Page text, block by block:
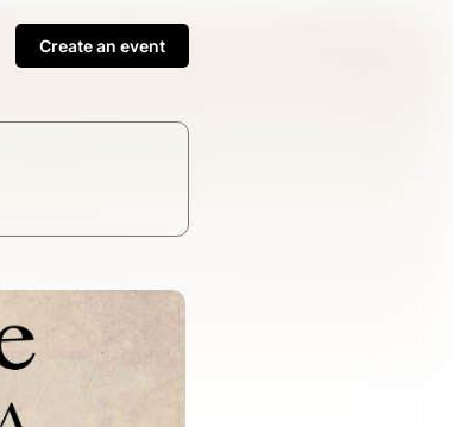
Create an event